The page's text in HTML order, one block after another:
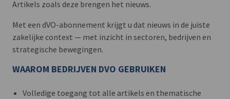
Artikels zoals deze brengen het nieuws.
Met een dVO-abonnement krijgt u dat nieuws in de juiste
zakelijke context — met inzicht in sectoren, bedrijven en
strategische bewegingen.
WAAROM BEDRIJVEN DVO GEBRUIKEN
Volledige toegang tot alle artikels en thematische